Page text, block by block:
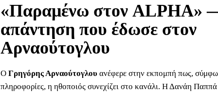
«Παραμένω στον ALPHA»
απάντηση που έδωσε στον
Αρναούτογλου
Ο Γρηγόρης Αρναούτογλου ανέφερε στην εκπομπή πως,
πληροφορίες, η ηθοποιός συνεχίζει στο κανάλι. Η Δανάη